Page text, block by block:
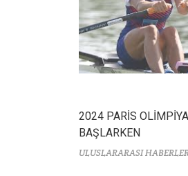
2024 PARİS
BAŞLARKEN
ULUSLARARASI